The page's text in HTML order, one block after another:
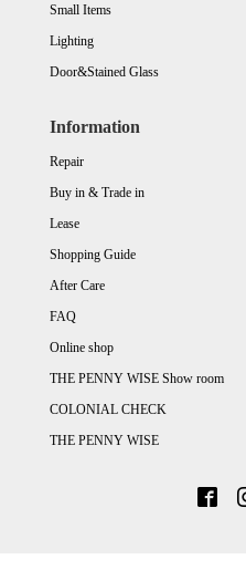
Small Items
Lighting
Door&Stained Glass
Information
Repair
Buy in & Trade in
Lease
Shopping Guide
After Care
FAQ
Online shop
THE PENNY WISE Show room
COLONIAL CHECK
THE PENNY WISE